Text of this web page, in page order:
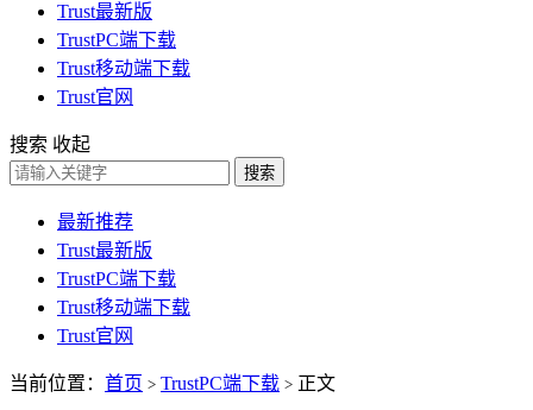
Trust最新版
TrustPC端下载
Trust移动端下载
Trust官网
搜索 收起
搜索
最新推荐
Trust最新版
TrustPC端下载
Trust移动端下载
Trust官网
当前位置： 首页 > TrustPC端下载 > 正文